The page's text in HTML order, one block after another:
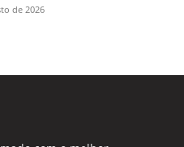
de 2026